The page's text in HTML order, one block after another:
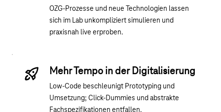
OZG-Prozesse und neue Technologien lassen
sich im Lab unkompliziert simulieren und
praxisnah live erproben.
Mehr Tempo in der Digitalisierung
Low-Code beschleunigt Prototyping und
Umsetzung; Click-Dummies und abstrakte
Fachspezifikationen entfallen.